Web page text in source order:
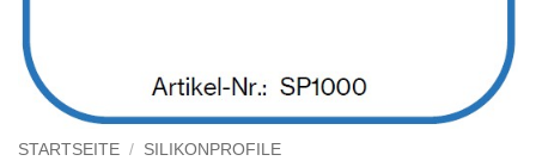
STARTSEITE / SILIKONPROFILE